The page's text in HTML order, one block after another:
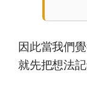
因此當我們
就先把想法